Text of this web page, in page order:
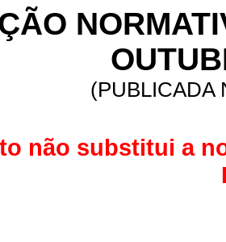
(PUBLICADA
não substitui a